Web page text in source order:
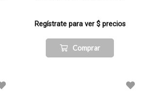
Regístrate para ver $ precios
Comprar